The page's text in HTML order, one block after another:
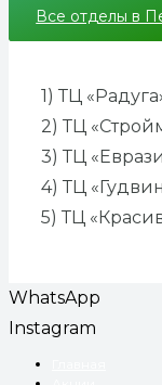
Все отделы в
1) ТЦ
2) ТЦ
3) ТЦ
4) ТЦ
5) ТЦ
WhatsApp
Instagram